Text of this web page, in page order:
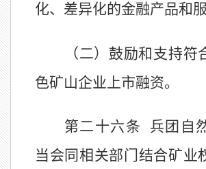
化、差异化的金融产品和服
（二）鼓励和支持符
色矿山企业上市融资。
第二十六条 兵团自
当会同相关部门结合矿业